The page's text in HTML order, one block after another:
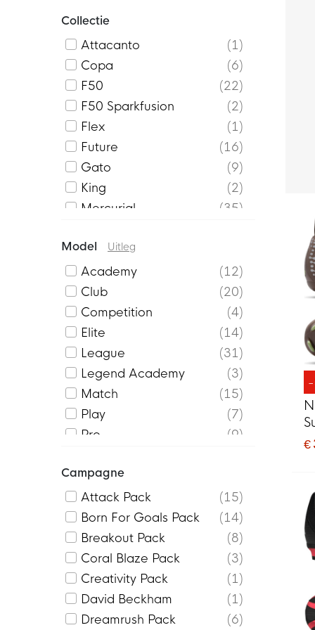
€
Collectie
Attacanto
1
Copa
6
F50
22
F50 Sparkfusion
2
Flex
1
Future
16
Gato
9
King
2
Mercurial
35
Mercurial Vapor
Phantom
14
Predator
25
Sala
7
SKX_2
2
Streetgato
1
Tekela
2
Tiempo
3
Tiempo Maestro
6
Tiempo Streetgato
3
Vitoria
Model Uitleg
Academy
12
Club
20
Competition
4
Elite
14
League
31
Legend Academy
3
Match
15
Play
7
Pro
9
Superfly Club
Team
2
Top
1
Vapor Academy
11
Vapor Club
8
Vapor Pro
6
Campagne
Attack Pack
15
Born For Goals Pack
14
Breakout Pack
8
Coral Blaze Pack
3
Creativity Pack
1
David Beckham
1
Dreamrush Pack
6